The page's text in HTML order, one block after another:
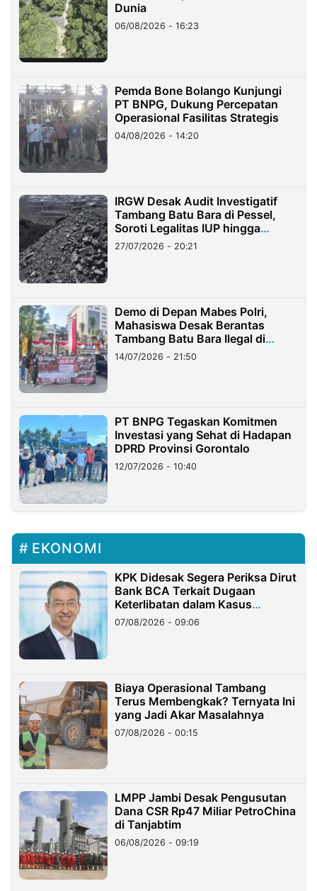
Dunia
06/08/2026 - 16:23
Pemda Bone Bolango Kunjungi
PT BNPG, Dukung Percepatan
Operasional Fasilitas Strategis
04/08/2026 - 14:20
IRGW Desak Audit Investigatif
Tambang Batu Bara di Pessel,
Soroti Legalitas IUP hingga
Stockpile
27/07/2026 - 20:21
Demo di Depan Mabes Polri,
Mahasiswa Desak Berantas
Tambang Batu Bara Ilegal di
Lampung
14/07/2026 - 21:50
PT BNPG Tegaskan Komitmen
Investasi yang Sehat di Hadapan
DPRD Provinsi Gorontalo
12/07/2026 - 10:40
EKONOMI
KPK Didesak Segera Periksa Dirut
Bank BCA Terkait Dugaan
Keterlibatan dalam Kasus
Hilangnya Dana Nasabah Rp2,58
Miliar
07/08/2026 - 09:06
Biaya Operasional Tambang
Terus Membengkak? Ternyata Ini
yang Jadi Akar Masalahnya
07/08/2026 - 00:15
LMPP Jambi Desak Pengusutan
Dana CSR Rp47 Miliar PetroChina
di Tanjabtim
06/08/2026 - 09:19